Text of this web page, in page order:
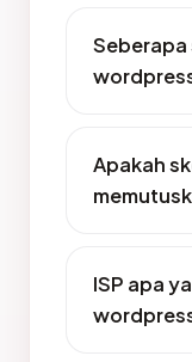
Apakah
ISP apa